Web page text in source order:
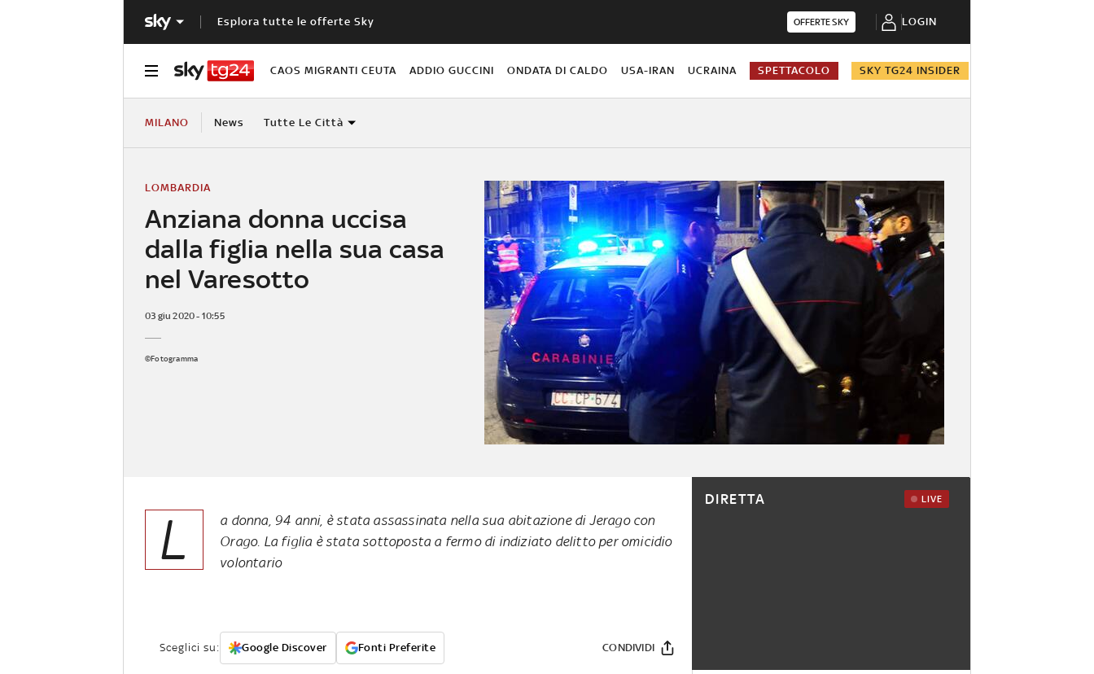
Esplora tutte le offerte Sky OFFERTE SKY LOGIN
CAOS MIGRANTI CEUTA ADDIO GUCCINI ONDATA DI CALDO USA-IRAN UCRAINA SPETTACOLO SKY TG24 INSIDER
MILANO News Tutte Le Città
Anziana donna uccisa
dalla figlia nella sua casa
nel Varesotto
LOMBARDIA
03 giu 2020 - 10:55
©Fotogramma
L
a donna, 94 anni, è stata assassinata nella sua abitazione di Jerago con
Orago. La figlia è stata sottoposta a fermo di indiziato delitto per omicidio
volontario
Sceglici su: Google Discover Fonti Preferite CONDIVIDI
DIRETTA LIVE